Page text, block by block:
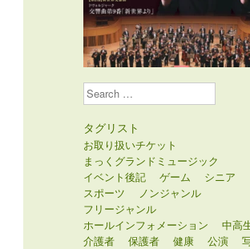
Search
タグリスト
お取り扱いチケット
まっくグランドミュージック
イベント後記
ゲーム
シニア
スポーツ
ノンジャンル
フリージャンル
ホールインフォメーション
中高
介護者
保護者 健康 公演